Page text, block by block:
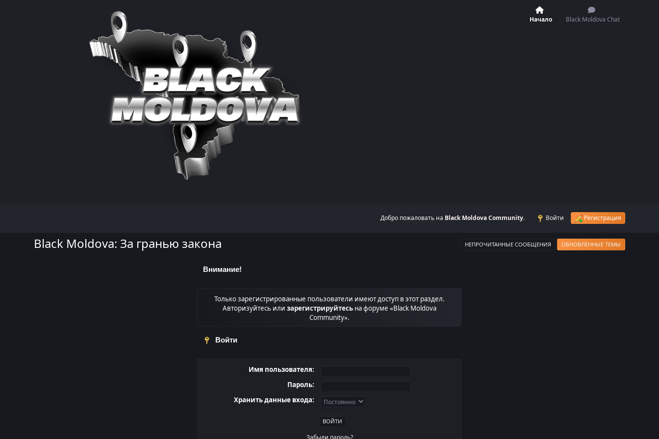
Начало Black Moldova Chat
Добро пожаловать на Black Moldova Community. Войти Регистрация
Black Moldova: За гранью закона НЕПРОЧИТАННЫЕ СООБЩЕНИЯ ОБНОВЛЁННЫЕ ТЕМЫ
Внимание!
Только зарегистрированные пользователи имеют доступ в этот раздел.
Авторизуйтесь или зарегистрируйтесь на форуме «Black Moldova
Community».
Войти
Имя пользователя:
Пароль:
Хранить данные входа:
Забыли пароль?